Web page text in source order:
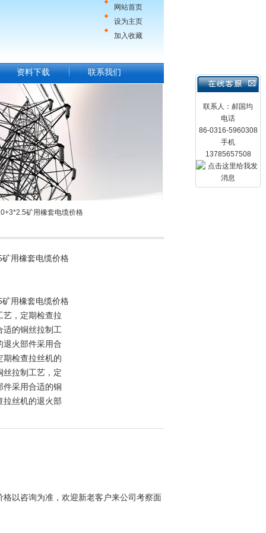
网站首页
设为主页
加入收藏
联系人：郝国均
电话
86-0316-5960308
手机
13785657508
资料下载 联系我们
矿用橡套电缆价格
用橡套电缆价格
用橡套电缆价格
艺，定期检查拉
适的铜丝拉制工
退火部件采用合
期检查拉丝机的
丝拉制工艺，定
件采用合适的铜
拉丝机的退火部
格以咨询为准，欢迎新老客户来公司考察面